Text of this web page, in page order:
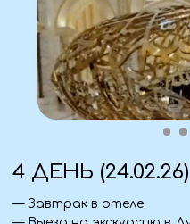
9 ДЕНЬ (01.03.26)
— Свободный день.
7 ДЕНЬ (27.02.26)
— Завтрак в отеле.
— Свободный день.
Включен:
• Обед (шведский стол).